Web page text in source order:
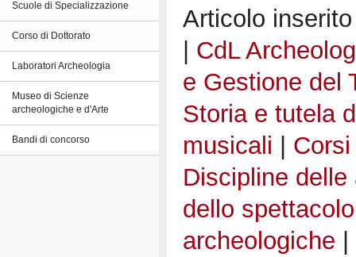
Scuole di Specializzazione
Corso di Dottorato
Laboratori Archeologia
Museo di Scienze
archeologiche e d'Arte
Bandi di concorso
Articolo
CdL
e Gestione del
Storia e tutela
musicali
Discipline
dello spettacolo
archeologiche